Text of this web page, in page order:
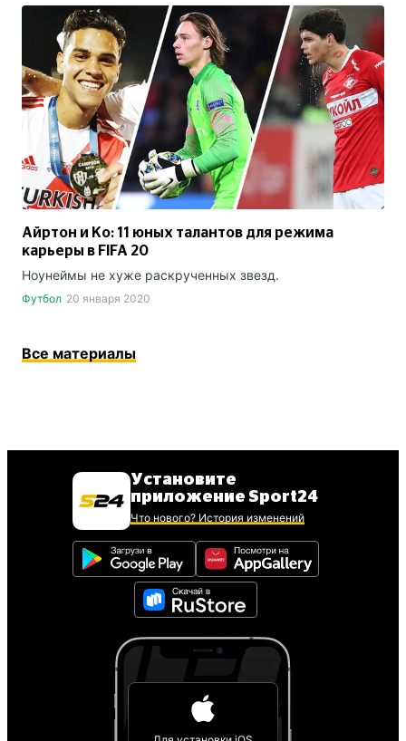
Айртон и Ко: 11 юных талантов для режима
карьеры в FIFA 20
Ноунеймы не хуже раскрученных звезд.
Футбол 20 января 2020
Все материалы
Установите
приложение Sport24
Что нового? История изменений